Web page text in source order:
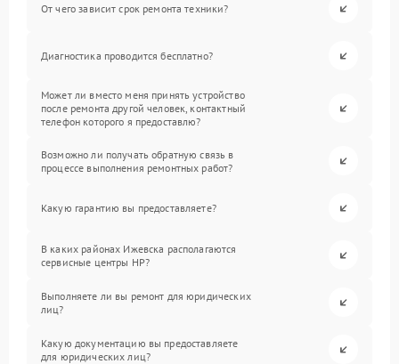
От чего зависит срок ремонта техники?
Диагностика проводится бесплатно?
Может ли вместо меня принять устройство
после ремонта другой человек, контактный
телефон которого я предоставлю?
Возможно ли получать обратную связь в
процессе выполнения ремонтных работ?
Какую гарантию вы предоставляете?
В каких районах Ижевска располагаются
сервисные центры HP?
Выполняете ли вы ремонт для юридических
лиц?
Какую документацию вы предоставляете
для юридических лиц?